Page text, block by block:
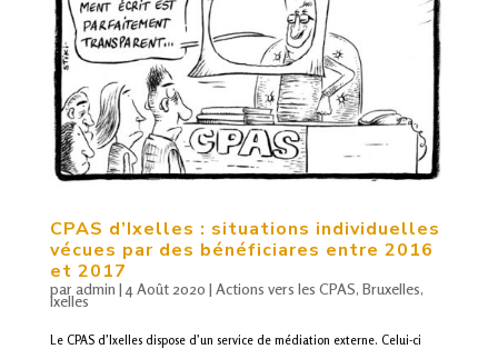
CPAS d’Ixelles : situations individuelles
vécues par des bénéficiares entre 2016
et 2017
paradmin | 4 Août 2020 | Actions vers les CPAS, Bruxelles,
Ixelles
Le CPAS d’Ixelles dispose d’un service de médiation externe. Celui-ci